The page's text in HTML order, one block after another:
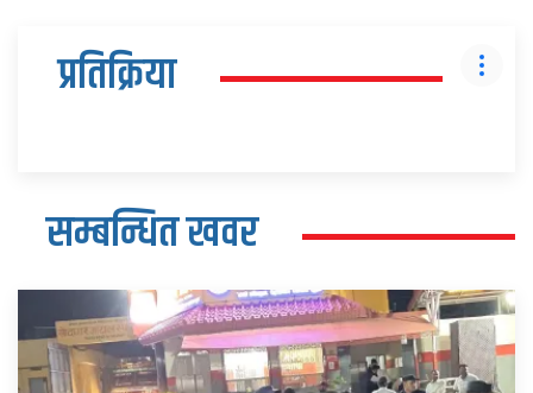
प्रतिक्रिया
सम्बन्धित खवर